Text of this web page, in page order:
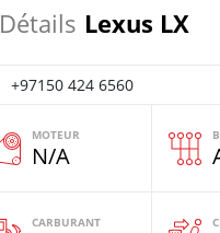
Détails Lexus LX
+97150 424 6560
MOTEUR
N/A
CARBURANT